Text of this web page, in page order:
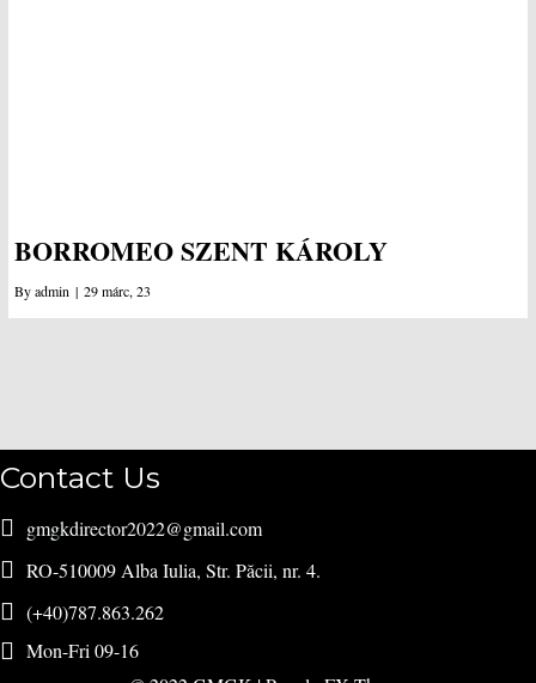
BORROMEO SZENT KÁROLY
Byadmin | 29márc, 23
Contact Us
gmgkdirector2022@gmail.com
RO-510009 Alba Iulia, Str. Păcii, nr. 4.
(+40)787.863.262
Mon-Fri 09-16